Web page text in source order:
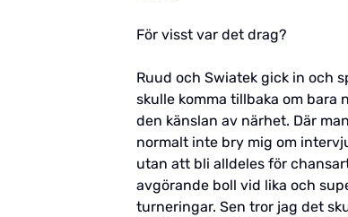
För visst var det drag?
Ruud och Swiatek gick in och
skulle komma tillbaka om bara
den känslan av närhet. Där
normalt inte bry mig om
utan att bli alldeles för
avgörande boll vid lika och
turneringar. Sen tror jag det